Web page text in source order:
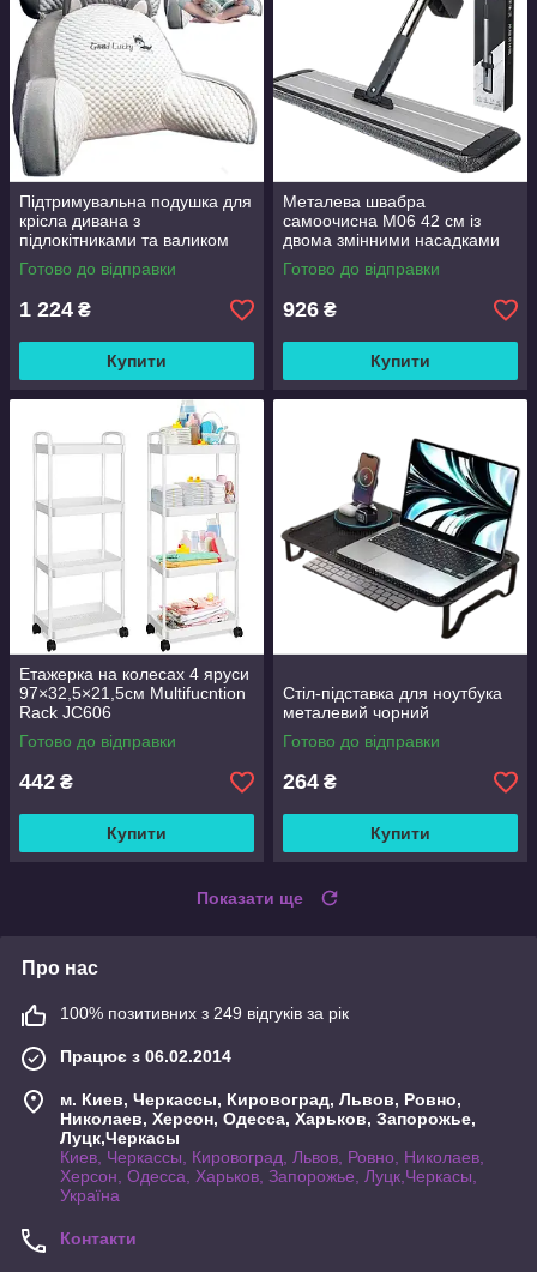
Підтримувальна подушка для
крісла дивана з
підлокітниками та валиком
Good Lucky
Готово до відправки
1 224 ₴
Купити
Металева швабра
самоочисна M06 42 см із
двома змінними насадками
Готово до відправки
926 ₴
Купити
Етажерка на колесах 4 яруси
97×32,5×21,5см Multifucntion
Rack JC606
Готово до відправки
442 ₴
Купити
Стіл-підставка для ноутбука
металевий чорний
Готово до відправки
264 ₴
Купити
Показати ще
Про нас
100% позитивних з 249 відгуків за рік
Працює з 06.02.2014
м. Киев, Черкассы, Кировоград, Львов, Ровно,
Николаев, Херсон, Одесса, Харьков, Запорожье,
Луцк,Черкасы
Киев, Черкассы, Кировоград, Львов, Ровно, Николаев,
Херсон, Одесса, Харьков, Запорожье, Луцк,Черкасы,
Україна
Контакти